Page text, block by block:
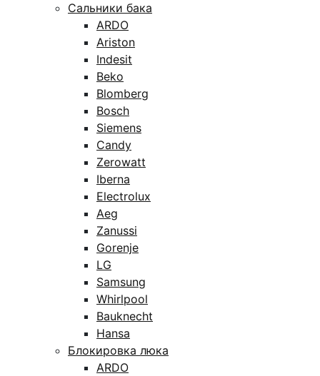
Сальники бака
ARDO
Ariston
Indesit
Beko
Blomberg
Bosch
Siemens
Candy
Zerowatt
Iberna
Electrolux
Aeg
Zanussi
Gorenje
LG
Samsung
Whirlpool
Bauknecht
Hansa
Блокировка люка
ARDO